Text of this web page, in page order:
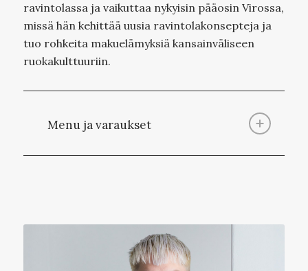
ravintolassa ja vaikuttaa nykyisin pääosin Virossa,
missä hän kehittää uusia ravintolakonsepteja ja
tuo rohkeita makuelämyksiä kansainväliseen
ruokakulttuuriin.
Menu ja varaukset